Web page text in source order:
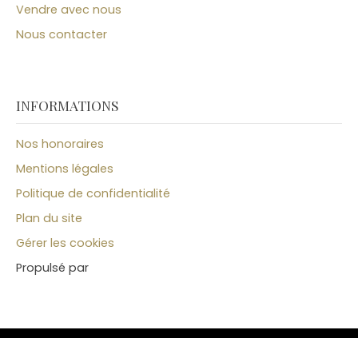
Vendre avec nous
Nous contacter
INFORMATIONS
Nos honoraires
Mentions légales
Politique de confidentialité
Plan du site
Gérer les cookies
Propulsé par